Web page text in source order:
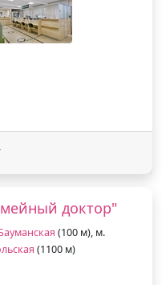
доктор"
(100 м), м.
(1100 м)